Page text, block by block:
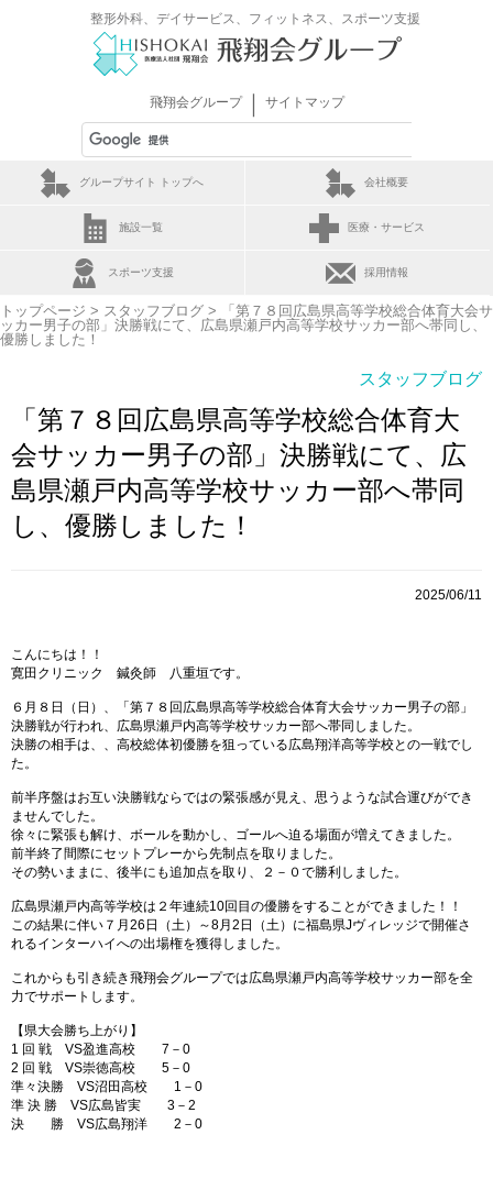
整形外科、デイサービス、フィットネス、スポーツ支援
飛翔会グループ｜ サイトマップ
グループサイト トップへ 会社概要
施設一覧 医療・サービス
スポーツ支援 採用情報
トップページ > スタッフブログ > 「第７８回広島県高等学校総合体育大会サ
ッカー男子の部」決勝戦にて、広島県瀬戸内高等学校サッカー部へ帯同し、
優勝しました！
スタッフブログ
「第７８回広島県高等学校総合体育大
会サッカー男子の部」決勝戦にて、広
島県瀬戸内高等学校サッカー部へ帯同
し、優勝しました！
2025/06/11
こんにちは！！
寛田クリニック 鍼灸師 八重垣です。
６月８日（日）、「第７８回広島県高等学校総合体育大会サッカー男子の部」
決勝戦が行われ、広島県瀬戸内高等学校サッカー部へ帯同しました。
決勝の相手は、、高校総体初優勝を狙っている広島翔洋高等学校との一戦でし
た。
前半序盤はお互い決勝戦ならではの緊張感が見え、思うような試合運びができ
ませんでした。
徐々に緊張も解け、ボールを動かし、ゴールへ迫る場面が増えてきました。
前半終了間際にセットプレーから先制点を取りました。
その勢いままに、後半にも追加点を取り、２－０で勝利しました。
広島県瀬戸内高等学校は２年連続10回目の優勝をすることができました！！
この結果に伴い７月26日（土）～8月2日（土）に福島県Jヴィレッジで開催さ
れるインターハイへの出場権を獲得しました。
これからも引き続き飛翔会グループでは広島県瀬戸内高等学校サッカー部を全
力でサポートします。
【県大会勝ち上がり】
1 回 戦 VS盈進高校 7－0
2 回 戦 VS崇徳高校 5－0
準々決勝 VS沼田高校 1－0
準 決 勝 VS広島皆実 3－2
決 勝 VS広島翔洋 2－0